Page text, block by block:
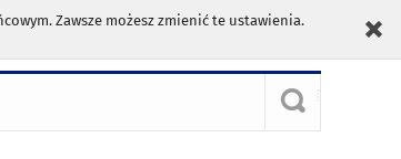
Zawsze możesz zmienić te ustawienia.